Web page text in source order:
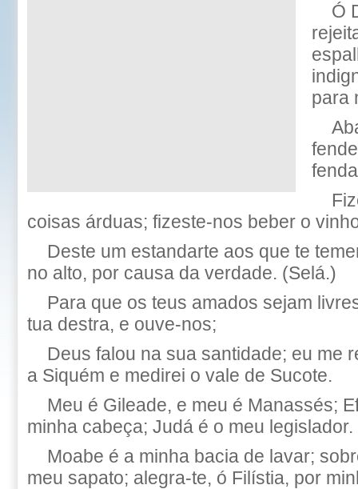
Ó
para
coisas árduas; fizeste-nos beber o
Deste um estandarte aos que te
no alto, por causa da verdade. (Selá.)
Para que os teus amados sejam
tua destra, e ouve-nos;
Deus falou na sua santidade; eu me
a Siquém e medirei o vale de Sucote.
Meu é Gileade, e meu é Manassés;
minha cabeça; Judá é o meu legislador.
Moabe é a minha bacia de lavar;
meu sapato; alegra-te, ó Filístia, por